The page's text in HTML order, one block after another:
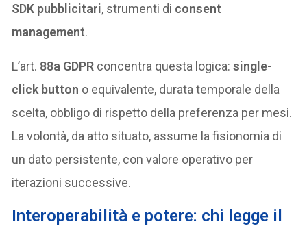
SDK pubblicitari, strumenti di consent
management.
L’art. 88a GDPR concentra questa logica:single-
click button o equivalente, durata temporale della
scelta, obbligo di rispetto della preferenza per mesi.
La volontà, da atto situato, assume la fisionomia di
un dato persistente, con valore operativo per
iterazioni successive.
Interoperabilità e potere: chi legge il